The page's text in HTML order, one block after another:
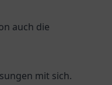
auch die
mit sich.